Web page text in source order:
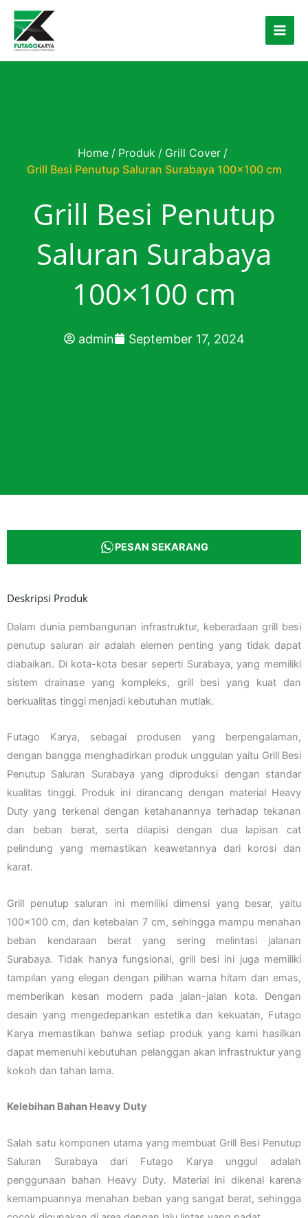
Skip to content
Home / Produk / Grill Cover /
Grill Besi Penutup Saluran Surabaya 100×100 cm
Grill Besi Penutup
Saluran Surabaya
100×100 cm
admin September 17, 2024
PESAN SEKARANG
Deskripsi Produk
Dalam dunia pembangunan infrastruktur, keberadaan grill besi
penutup saluran air adalah elemen penting yang tidak dapat
diabaikan. Di kota-kota besar seperti Surabaya, yang memiliki
sistem drainase yang kompleks, grill besi yang kuat dan
berkualitas tinggi menjadi kebutuhan mutlak.
Futago Karya, sebagai produsen yang berpengalaman,
dengan bangga menghadirkan produk unggulan yaitu Grill Besi
Penutup Saluran Surabaya yang diproduksi dengan standar
kualitas tinggi. Produk ini dirancang dengan material Heavy
Duty yang terkenal dengan ketahanannya terhadap tekanan
dan beban berat, serta dilapisi dengan dua lapisan cat
pelindung yang memastikan keawetannya dari korosi dan
karat.
Grill penutup saluran ini memiliki dimensi yang besar, yaitu
100×100 cm, dan ketebalan 7 cm, sehingga mampu menahan
beban kendaraan berat yang sering melintasi jalanan
Surabaya. Tidak hanya fungsional, grill besi ini juga memiliki
tampilan yang elegan dengan pilihan warna hitam dan emas,
memberikan kesan modern pada jalan-jalan kota. Dengan
desain yang mengedepankan estetika dan kekuatan, Futago
Karya memastikan bahwa setiap produk yang kami hasilkan
dapat memenuhi kebutuhan pelanggan akan infrastruktur yang
kokoh dan tahan lama.
Kelebihan Bahan Heavy Duty
Salah satu komponen utama yang membuat Grill Besi Penutup
Saluran Surabaya dari Futago Karya unggul adalah
penggunaan bahan Heavy Duty. Material ini dikenal karena
kemampuannya menahan beban yang sangat berat, sehingga